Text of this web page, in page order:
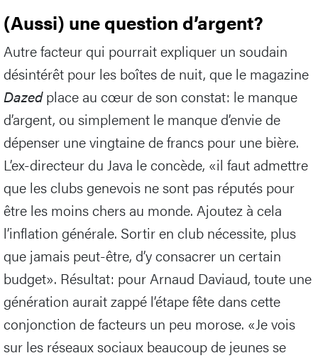
(Aussi) une question d’argent?
Autre facteur qui pourrait expliquer un soudain
désintérêt pour les boîtes de nuit, que le magazine
Dazedplace au cœur de son constat: le manque
d’argent, ou simplement le manque d’envie de
dépenser une vingtaine de francs pour une bière.
L’ex-directeur du Java le concède, «il faut admettre
que les clubs genevois ne sont pas réputés pour
être les moins chers au monde. Ajoutez à cela
l’inflation générale. Sortir en club nécessite, plus
que jamais peut-être, d’y consacrer un certain
budget». Résultat: pour Arnaud Daviaud, toute une
génération aurait zappé l’étape fête dans cette
conjonction de facteurs un peu morose. «Je vois
sur les réseaux sociaux beaucoup de jeunes se